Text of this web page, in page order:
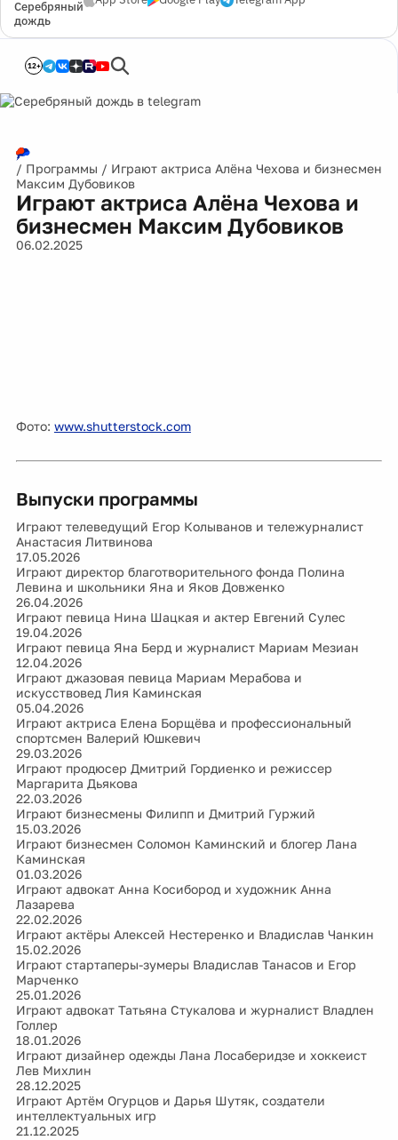
Серебряный
дождь
12+
/ Программы / Играют актриса Алёна Чехова и бизнесмен
Максим Дубовиков
Играют актриса Алёна Чехова и
бизнесмен Максим Дубовиков
06.02.2025
Фото: www.shutterstock.com
Выпуски программы
Играют телеведущий Егор Колыванов и тележурналист
Анастасия Литвинова
17.05.2026
Играют директор благотворительного фонда Полина
Левина и школьники Яна и Яков Довженко
26.04.2026
Играют певица Нина Шацкая и актер Евгений Сулес
19.04.2026
Играют певица Яна Берд и журналист Мариам Мезиан
12.04.2026
Играют джазовая певица Мариам Мерабова и
искусствовед Лия Каминская
05.04.2026
Играют актриса Елена Борщёва и профессиональный
спортсмен Валерий Юшкевич
29.03.2026
Играют продюсер Дмитрий Гордиенко и режиссер
Маргарита Дьякова
22.03.2026
Играют бизнесмены Филипп и Дмитрий Гуржий
15.03.2026
Играют бизнесмен Соломон Каминский и блогер Лана
Каминская
01.03.2026
Играют адвокат Анна Косибород и художник Анна
Лазарева
22.02.2026
Играют актёры Алексей Нестеренко и Владислав Чанкин
15.02.2026
Играют стартаперы-зумеры Владислав Танасов и Егор
Марченко
25.01.2026
Играют адвокат Татьяна Стукалова и журналист Владлен
Голлер
18.01.2026
Играют дизайнер одежды Лана Лосаберидзе и хоккеист
Лев Михлин
28.12.2025
Играют Артём Огурцов и Дарья Шутяк, создатели
интеллектуальных игр
21.12.2025